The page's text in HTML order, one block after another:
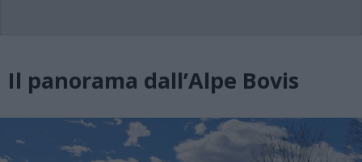
Il panorama dall’Alpe Bovis